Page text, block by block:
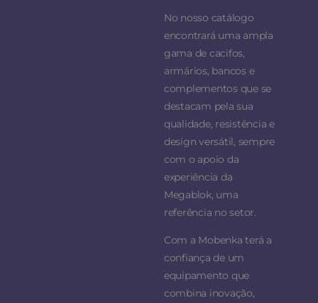
No nosso catálogo
encontrará uma ampla
gama de cacifos,
armários, bancos e
complementos que se
destacam pela sua
qualidade, resistência e
design versátil, sempre
com o apoio da
experiência da
Megablok, uma
referência no setor.
Com a Mobenka terá a
confiança de um
equipamento que
combina inovação,